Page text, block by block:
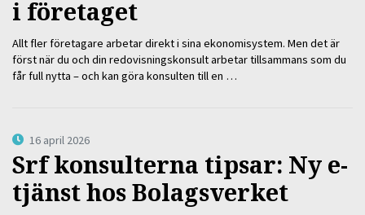
i företaget
Allt fler företagare arbetar direkt i sina ekonomisystem. Men det är
först när du och din redovisningskonsult arbetar tillsammans som du
får full nytta – och kan göra konsulten till en …
16 april 2026
Srf konsulterna tipsar: Ny e-
tjänst hos Bolagsverket